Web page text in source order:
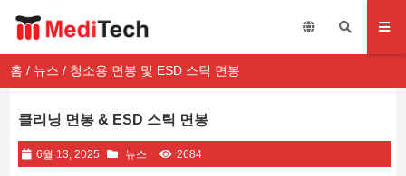
홈 / 뉴스 / 청소용 면봉 및 ESD 스틱 면봉
클리닝 면봉 & ESD 스틱 면봉
6월 13, 2025 뉴스 2684